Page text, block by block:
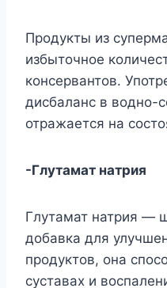
Продукты из
избыточное
консервантов.
дисбаланс в водно-
отражается на
-Глутамат натрия
Глутамат натрия —
добавка для
продуктов, она
суставах и